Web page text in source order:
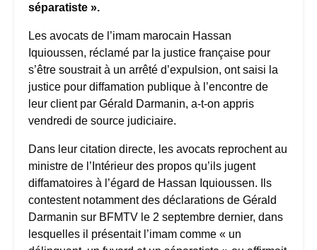
séparatiste ».
Les avocats de l’imam marocain Hassan
Iquioussen, réclamé par la justice française pour
s’être soustrait à un arrêté d’expulsion, ont saisi la
justice pour diffamation publique à l’encontre de
leur client par Gérald Darmanin, a-t-on appris
vendredi de source judiciaire.
Dans leur citation directe, les avocats reprochent au
ministre de l’Intérieur des propos qu’ils jugent
diffamatoires à l’égard de Hassan Iquioussen. Ils
contestent notamment des déclarations de Gérald
Darmanin sur BFMTV le 2 septembre dernier, dans
lesquelles il présentait l’imam comme « un